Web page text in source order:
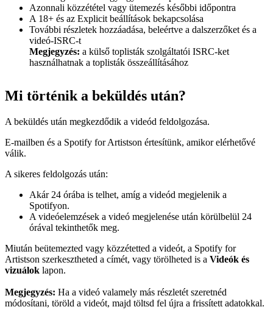
Azonnali közzététel vagy ütemezés későbbi időpontra
A 18+ és az Explicit beállítások bekapcsolása
További részletek hozzáadása, beleértve a dalszerzőket és a
videó-ISRC-t
Megjegyzés: a külső toplisták szolgáltatói ISRC-ket
használhatnak a toplisták összeállításához
Mi történik a beküldés után?
A beküldés után megkezdődik a videód feldolgozása.
E-mailben és a Spotify for Artistson értesítünk, amikor elérhetővé
válik.
A sikeres feldolgozás után:
Akár 24 órába is telhet, amíg a videód megjelenik a
Spotifyon.
A videóelemzések a videó megjelenése után körülbelül 24
órával tekinthetők meg.
Miután beütemezted vagy közzétetted a videót, a Spotify for
Artistson szerkesztheted a címét, vagy törölheted is a Videók és
vizuálok lapon.
Megjegyzés: Ha a videó valamely más részletét szeretnéd
módosítani, töröld a videót, majd töltsd fel újra a frissített adatokkal.